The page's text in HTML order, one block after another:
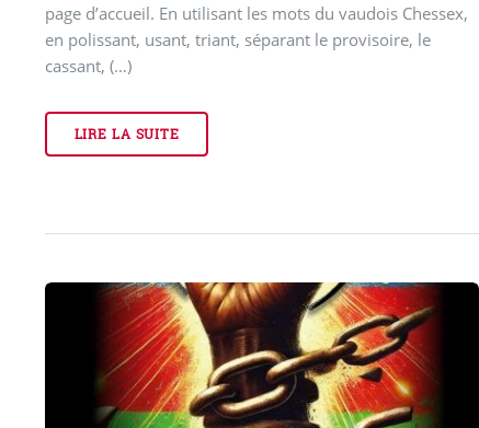
page d’accueil. En utilisant les mots du vaudois Chessex,
en polissant, usant, triant, séparant le provisoire, le
cassant, (…)
LIRE LA SUITE